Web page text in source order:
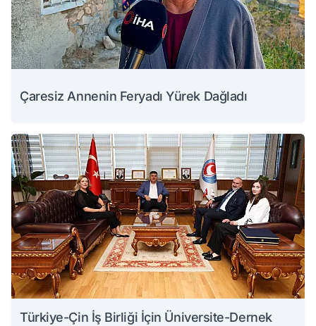
Çaresiz Annenin Feryadı Yürek Dağladı
Türkiye-Çin İş Birliği İçin Üniversite-Dernek